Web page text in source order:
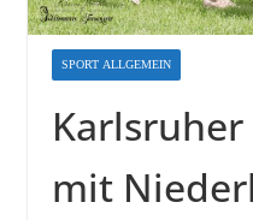
SPORT ALLGEMEIN
Karlsruher
mit